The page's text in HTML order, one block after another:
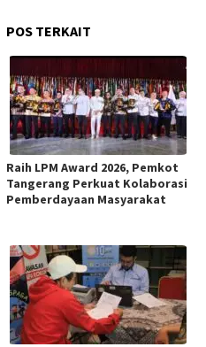
POS TERKAIT
Raih LPM Award 2026, Pemkot
Tangerang Perkuat Kolaborasi
Pemberdayaan Masyarakat